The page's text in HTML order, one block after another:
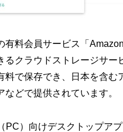
有料会員サービス「
るクラウドストレージサ
料で保存でき、日本を含
どで提供されています。
PC）向けデスクトップア